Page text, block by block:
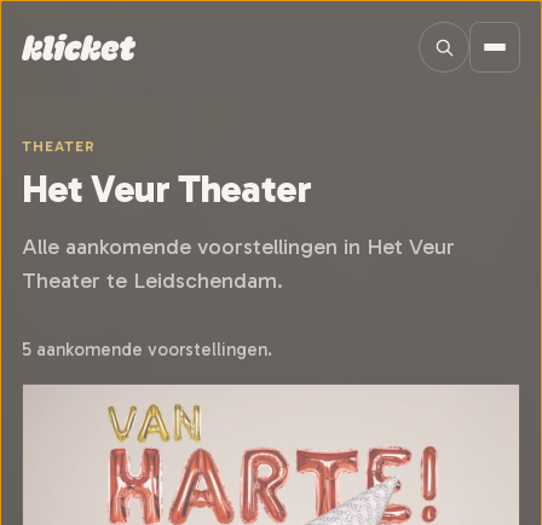
THEATER
Het Veur Theater
Alle aankomende voorstellingen in Het Veur
Theater te Leidschendam.
5 aankomende voorstellingen.